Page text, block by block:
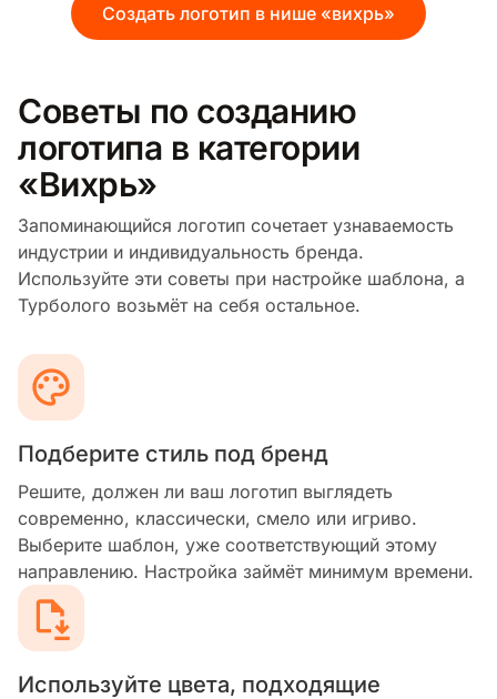
Создать логотип в нише «вихрь»
Советы по созданию
логотипа в категории
«Вихрь»
Запоминающийся логотип сочетает узнаваемость
индустрии и индивидуальность бренда.
Используйте эти советы при настройке шаблона, а
Турболого возьмёт на себя остальное.
Подберите стиль под бренд
Решите, должен ли ваш логотип выглядеть
современно, классически, смело или игриво.
Выберите шаблон, уже соответствующий этому
направлению. Настройка займёт минимум времени.
Используйте цвета, подходящие